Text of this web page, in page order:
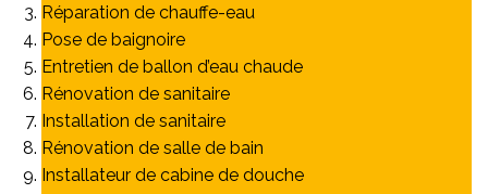
Réparation de chauffe-eau
Pose de baignoire
Entretien de ballon d’eau chaude
Rénovation de sanitaire
Installation de sanitaire
Rénovation de salle de bain
Installateur de cabine de douche